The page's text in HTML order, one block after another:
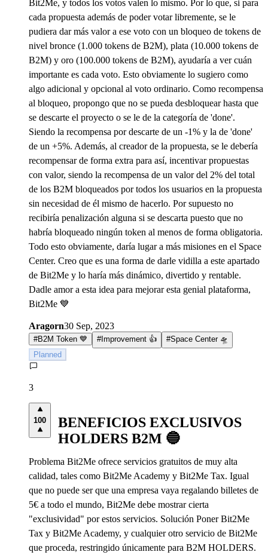
Bit2Me, y todos los votos valen lo mismo. Por lo que, si para
cada propuesta además de poder votar libremente, se le
pudiera dar más valor a ese voto con un bloqueo de tokens de
nivel bronce (1.000 tokens de B2M), plata (10.000 tokens de
B2M) y oro (100.000 tokens de B2M), ayudaría a ver cuán
importante es cada voto. Esto obviamente lo sugiero como
algo adicional y opcional al voto ordinario. Como recompensa
al bloqueo, propongo que no se pueda desbloquear hasta que
se descarte el proyecto o se le de la categoría de 'done'.
Siendo la recompensa por descarte de un -1% y la de 'done'
de un +5%. Además, al creador de la propuesta, se le debería
recompensar de forma extra para así, incentivar propuestas
con valor, siendo la recompensa de un valor del 2% del total
de los B2M bloqueados por todos los usuarios en la propuesta
sin necesidad de él mismo de hacerlo. Por supuesto no
recibiría penalización alguna si se descarta puesto que no
habría bloqueado ningún token al menos de forma obligatoria.
Todo esto obviamente, daría lugar a más misiones en el Space
Center. Creo que es una forma de darle vidilla a este apartado
de Bit2Me y lo haría más dinámico, divertido y rentable.
Dadle amor a esta idea para mejorar esta genial plataforma,
Bit2Me 💙
Aragorn30 Sep, 2023
#B2M Token 💙 #Improvement 👍 #Space Center 🛸
Planned
3
100
BENEFICIOS EXCLUSIVOS
HOLDERS B2M 🔵
Problema Bit2Me ofrece servicios gratuitos de muy alta
calidad, tales como Bit2Me Academy y Bit2Me Tax. Igual
que no puede ser que una empresa vaya regalando billetes de
5€ a todo el mundo, Bit2Me debe mostrar cierta
"exclusividad" por estos servicios. Solución Poner Bit2Me
Tax y Bit2Me Academy, y cualquier otro servicio de Bit2Me
que proceda, restringido únicamente para B2M HOLDERS.